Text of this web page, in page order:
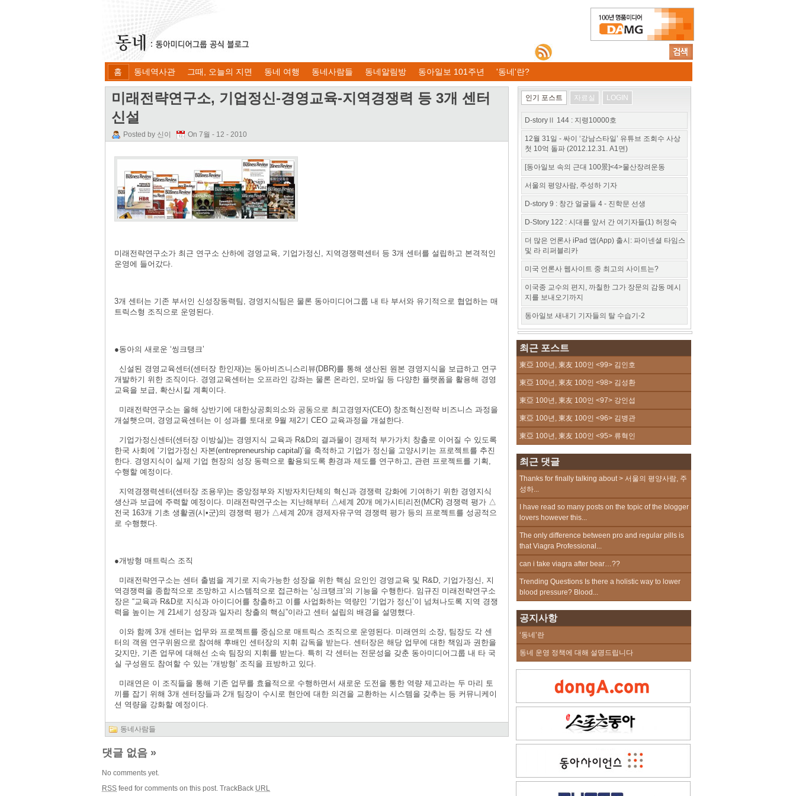
홈 동네역사관 그때, 오늘의 지면 동네 여행 동네사람들 동네알림방 동아일보 101주년 '동네'란?
미래전략연구소, 기업정신-경영교육-지역경쟁력 등 3개 센터
신설
Posted by 신이 On 7월 - 12 - 2010
미래전략연구소가 최근 연구소 산하에 경영교육, 기업가정신, 지역경쟁력센터 등 3개 센터를 설립하고 본격적인
운영에 들어갔다.
3개 센터는 기존 부서인 신성장동력팀, 경영지식팀은 물론 동아미디어그룹 내 타 부서와 유기적으로 협업하는 매
트릭스형 조직으로 운영된다.
●동아의 새로운 ‘씽크탱크’
신설된 경영교육센터(센터장 한인재)는 동아비즈니스리뷰(DBR)를 통해 생산된 원본 경영지식을 보급하고 연구
개발하기 위한 조직이다. 경영교육센터는 오프라인 강좌는 물론 온라인, 모바일 등 다양한 플랫폼을 활용해 경영
교육을 보급, 확산시킬 계획이다.
미래전략연구소는 올해 상반기에 대한상공회의소와 공동으로 최고경영자(CEO) 창조혁신전략 비즈니스 과정을
개설햇으며, 경영교육센터는 이 성과를 토대로 9월 제2기 CEO 교육과정을 개설한다.
기업가정신센터(센터장 이방실)는 경영지식 교육과 R&D의 결과물이 경제적 부가가치 창출로 이어질 수 있도록
한국 사회에 ‘기업가정신 자본(entrepreneurship capital)’을 축적하고 기업가 정신을 고양시키는 프로젝트를 추진
한다. 경영지식이 실제 기업 현장의 성장 동력으로 활용되도록 환경과 제도를 연구하고, 관련 프로젝트를 기획,
수행할 예정이다.
지역경쟁력센터(센터장 조용우)는 중앙정부와 지방자치단체의 혁신과 경쟁력 강화에 기여하기 위한 경영지식
생산과 보급에 주력할 예정이다. 미래전략연구소는 지난해부터 △세계 20개 메가시티리전(MCR) 경쟁력 평가 △
전국 163개 기초 생활권(시•군)의 경쟁력 평가 △세계 20개 경제자유구역 경쟁력 평가 등의 프로젝트를 성공적으
로 수행했다.
●개방형 매트릭스 조직
미래전략연구소는 센터 출범을 계기로 지속가능한 성장을 위한 핵심 요인인 경영교육 및 R&D, 기업가정신, 지
역경쟁력을 종합적으로 조망하고 시스템적으로 접근하는 ‘싱크탱크’의 기능을 수행한다. 임규진 미래전략연구소
장은 “교육과 R&D로 지식과 아이디어를 창출하고 이를 사업화하는 역량인 ‘기업가 정신’이 넘쳐나도록 지역 경쟁
력을 높이는 게 21세기 성장과 일자리 창출의 핵심”이라고 센터 설립의 배경을 설명했다.
이와 함께 3개 센터는 업무와 프로젝트를 중심으로 매트릭스 조직으로 운영된다. 미래연의 소장, 팀장도 각 센
터의 객원 연구위원으로 참여해 후배인 센터장의 지휘 감독을 받는다. 센터장은 해당 업무에 대한 책임과 권한을
갖지만, 기존 업무에 대해선 소속 팀장의 지휘를 받는다. 특히 각 센터는 전문성을 갖춘 동아미디어그룹 내 타 국
실 구성원도 참여할 수 있는 ‘개방형’ 조직을 표방하고 있다.
미래연은 이 조직들을 통해 기존 업무를 효율적으로 수행하면서 새로운 도전을 통한 역량 제고라는 두 마리 토
끼를 잡기 위해 3개 센터장들과 2개 팀장이 수시로 현안에 대한 의견을 교환하는 시스템을 갖추는 등 커뮤니케이
션 역량을 강화할 예정이다.
동네사람들
댓글 없음 »
No comments yet.
RSS feed for comments on this post. TrackBack URL
인기 포스트 자료실 LOGIN
D-storyⅡ 144 : 지령10000호
12월 31일 - 싸이 ‘강남스타일’ 유튜브 조회수 사상
첫 10억 돌파 (2012.12.31. A1면)
[동아일보 속의 근대 100景]<4>물산장려운동
서울의 평양사람, 주성하 기자
D-story 9 : 창간 얼굴들 4 - 진학문 선생
D-Story 122 : 시대를 앞서 간 여기자들(1) 허정숙
더 많은 언론사 iPad 앱(App) 출시: 파이넨셜 타임스
및 라 리퍼블리카
미국 언론사 웹사이트 중 최고의 사이트는?
이국종 교수의 편지, 까칠한 그가 장문의 감동 메시
지를 보내오기까지
동아일보 새내기 기자들의 탈 수습기-2
최근 포스트
東亞 100년, 東友 100인 <99> 김인호
東亞 100년, 東友 100인 <98> 김성환
東亞 100년, 東友 100인 <97> 강인섭
東亞 100년, 東友 100인 <96> 김병관
東亞 100년, 東友 100인 <95> 류혁인
최근 댓글
Thanks for finally talking about > 서울의 평양사람, 주
성하...
I have read so many posts on the topic of the blogger
lovers however this...
The only difference between pro and regular pills is
that Viagra Professional...
can i take viagra after bear…??
Trending Questions Is there a holistic way to lower
blood pressure? Blood...
공지사항
‘동네’란
동네 운영 정책에 대해 설명드립니다